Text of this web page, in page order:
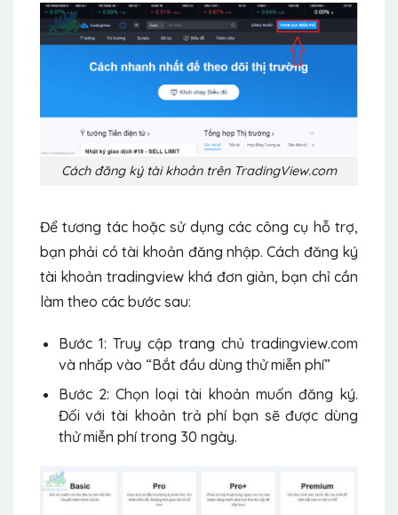
Cách đăng ký tài khoản trên TradingView.com
Để tương tác hoặc sử dụng các công cụ hỗ trợ,
bạn phải có tài khoản đăng nhập. Cách đăng ký
tài khoản tradingview khá đơn giản, bạn chỉ cần
làm theo các bước sau:
Bước 1: Truy cập trang chủ tradingview.com
và nhấp vào “Bắt đầu dùng thử miễn phí”
Bước 2: Chọn loại tài khoản muốn đăng ký.
Đối với tài khoản trả phí bạn sẽ được dùng
thử miễn phí trong 30 ngày.